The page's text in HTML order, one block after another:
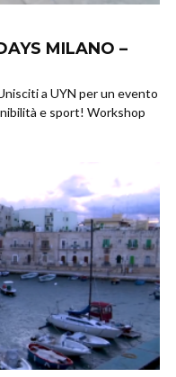
MILANO –
a UYN per un evento
e sport! Workshop